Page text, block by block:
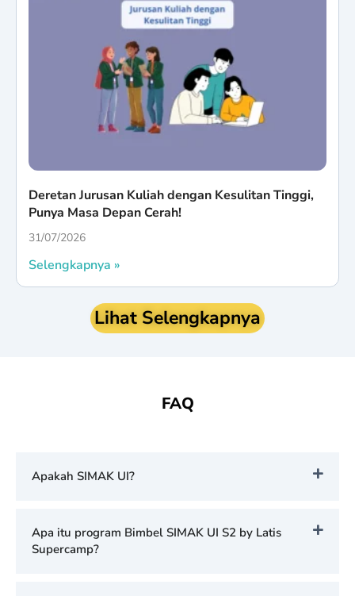
Deretan Jurusan Kuliah dengan Kesulitan Tinggi,
Punya Masa Depan Cerah!
31/07/2026
Selengkapnya »
Lihat Selengkapnya
FAQ
Apakah SIMAK UI?
Apa itu program Bimbel SIMAK UI S2 by Latis
Supercamp?